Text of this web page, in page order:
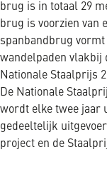
brug is in totaal 29
brug is voorzien van
spanbandbrug
wandelpaden vlakbij
Nationale Staalprijs
De Nationale
wordt elke twee jaar
gedeeltelijk
project en de